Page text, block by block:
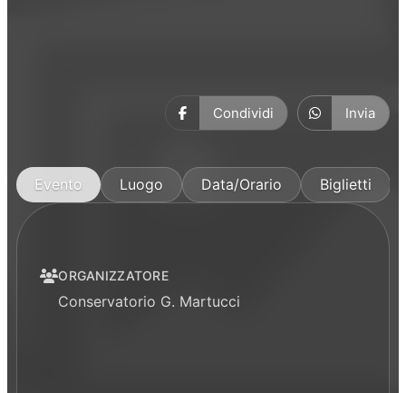
Condividi Invia
Evento Luogo Data/Orario Biglietti
ORGANIZZATORE
Conservatorio G. Martucci